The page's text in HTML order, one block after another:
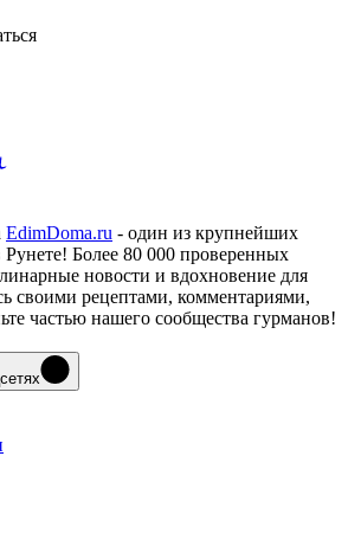
EdimDoma.ru - один из крупнейших
Рунете! Более 80 000 проверенных
новости и вдохновение для
своими рецептами, комментариями,
частью нашего сообщества гурманов!